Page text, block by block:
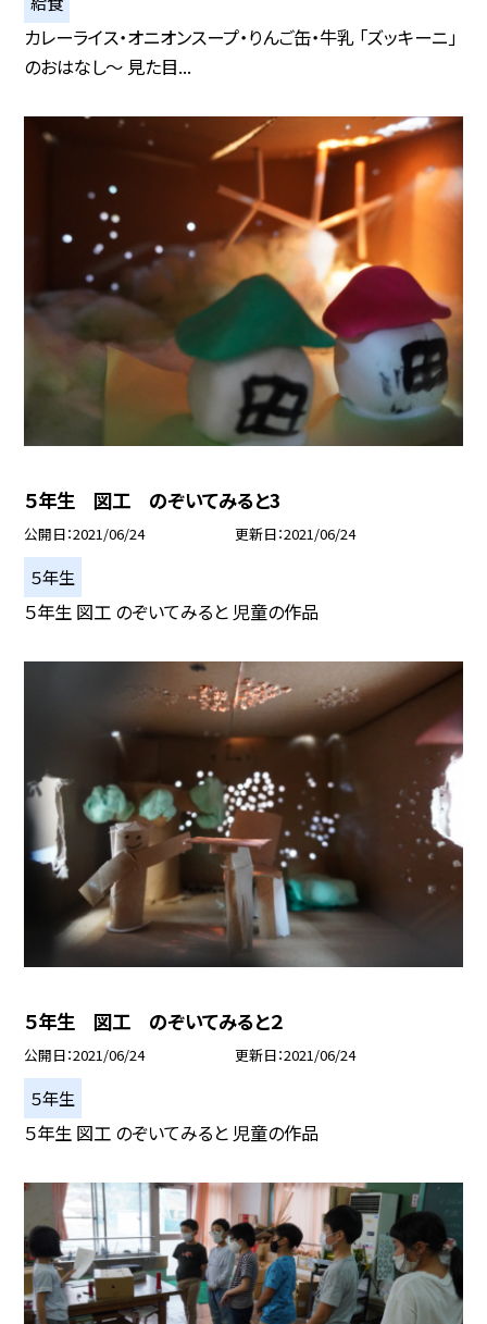
カレーライス・オニオンスープ・りんご缶・牛乳 「ズッキーニ」
のおはなし〜 見た目...
５年生 図工 のぞいてみると3
公開日 2021/06/24 更新日 2021/06/24
５年生
５年生 図工 のぞいてみると 児童の作品
５年生 図工 のぞいてみると２
公開日 2021/06/24 更新日 2021/06/24
５年生
５年生 図工 のぞいてみると 児童の作品